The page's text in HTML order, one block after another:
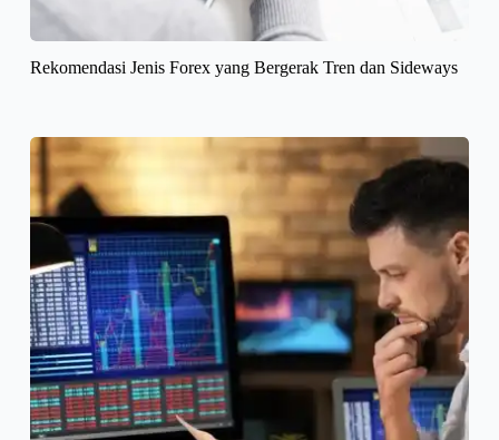
Rekomendasi Jenis Forex yang Bergerak Tren dan Sideways